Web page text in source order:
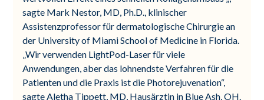
sagte Mark Nestor, MD, Ph.D., klinischer
Assistenzprofessor für dermatologische Chirurgie an
der University of Miami School of Medicine in Florida.
„Wir verwenden LightPod-Laser für viele
Anwendungen, aber das lohnendste Verfahren für die
Patienten und die Praxis ist die Photorejuvenation“,
sagte Aletha Tippett, MD, Hausärztin in Blue Ash, OH.